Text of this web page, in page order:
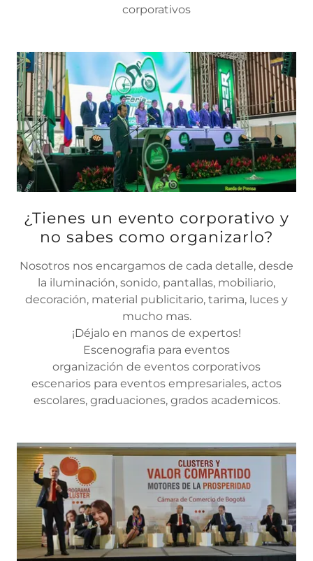
corporativos
¿Tienes un evento corporativo y
no sabes como organizarlo?
Nosotros nos encargamos de cada detalle, desde
la iluminación, sonido, pantallas, mobiliario,
decoración, material publicitario, tarima, luces y
mucho mas.
¡Déjalo en manos de expertos!
Escenografia para eventos
organización de eventos corporativos
escenarios para eventos empresariales, actos
escolares, graduaciones, grados academicos.